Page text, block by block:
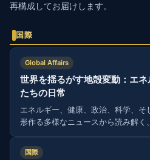
再構成してお届けします。
国際
Global Affairs
世界を揺るがす地殻変動：エ
たちの日常
エネルギー、健康、政治、科学、
形作る多様なニュースから読み解く
国際